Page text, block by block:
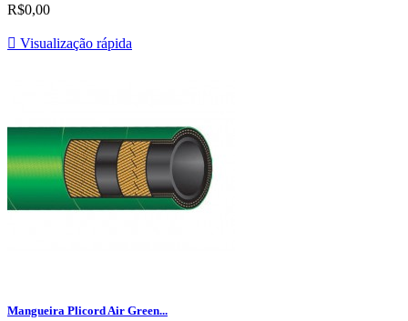
R$0,00
 Visualização rápida
Mangueira Plicord Air Green...